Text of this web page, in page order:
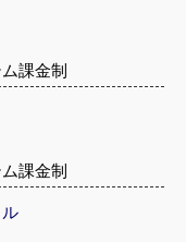
課金制
課金制